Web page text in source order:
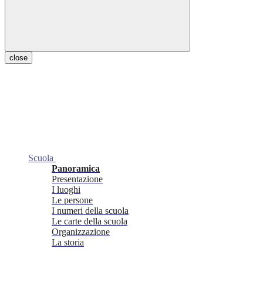
close
Scuola
Panoramica
Presentazione
I luoghi
Le persone
I numeri della scuola
Le carte della scuola
Organizzazione
La storia